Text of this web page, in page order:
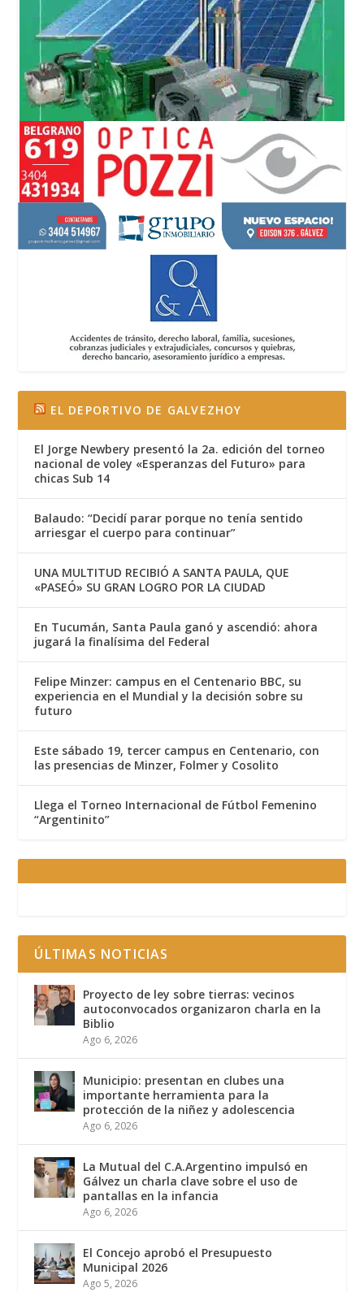
EL DEPORTIVO DE GALVEZHOY
El Jorge Newbery presentó la 2a. edición del torneo
nacional de voley «Esperanzas del Futuro» para
chicas Sub 14
Balaudo: “Decidí parar porque no tenía sentido
arriesgar el cuerpo para continuar”
UNA MULTITUD RECIBIÓ A SANTA PAULA, QUE
«PASEÓ» SU GRAN LOGRO POR LA CIUDAD
En Tucumán, Santa Paula ganó y ascendió: ahora
jugará la finalísima del Federal
Felipe Minzer: campus en el Centenario BBC, su
experiencia en el Mundial y la decisión sobre su
futuro
Este sábado 19, tercer campus en Centenario, con
las presencias de Minzer, Folmer y Cosolito
Llega el Torneo Internacional de Fútbol Femenino
“Argentinito”
ÚLTIMAS NOTICIAS
Proyecto de ley sobre tierras: vecinos
autoconvocados organizaron charla en la
Biblio
Ago 6, 2026
Municipio: presentan en clubes una
importante herramienta para la
protección de la niñez y adolescencia
Ago 6, 2026
La Mutual del C.A.Argentino impulsó en
Gálvez un charla clave sobre el uso de
pantallas en la infancia
Ago 6, 2026
El Concejo aprobó el Presupuesto
Municipal 2026
Ago 5, 2026